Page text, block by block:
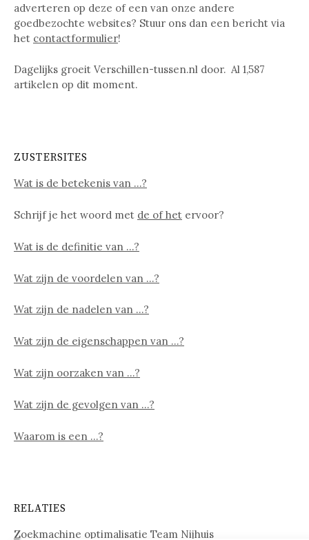
adverteren op deze of een van onze andere
goedbezochte websites? Stuur ons dan een bericht via
het contactformulier!
Dagelijks groeit Verschillen-tussen.nl door. Al 1,587
artikelen op dit moment.
ZUSTERSITES
Wat is de betekenis van …?
Schrijf je het woord met de of het ervoor?
Wat is de definitie van …?
Wat zijn de voordelen van …?
Wat zijn de nadelen van …?
Wat zijn de eigenschappen van …?
Wat zijn oorzaken van …?
Wat zijn de gevolgen van …?
Waarom is een …?
RELATIES
Zoekmachine optimalisatie Team Nijhuis